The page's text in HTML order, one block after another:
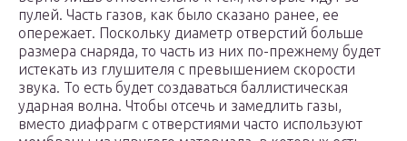
пулей. Часть газов, как было сказано ранее, ее
опережает. Поскольку диаметр отверстий больше
размера снаряда, то часть из них по-прежнему будет
истекать из глушителя с превышением скорости
звука. То есть будет создаваться баллистическая
ударная волна. Чтобы отсечь и замедлить газы,
вместо диафрагм с отверстиями часто используют